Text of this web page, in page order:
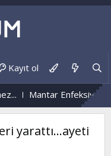
Kayıt ol
Mantar Enfeksiyonu
yarattı...ayeti